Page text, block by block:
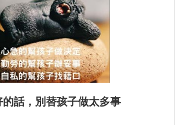
話，別替孩子做太多事